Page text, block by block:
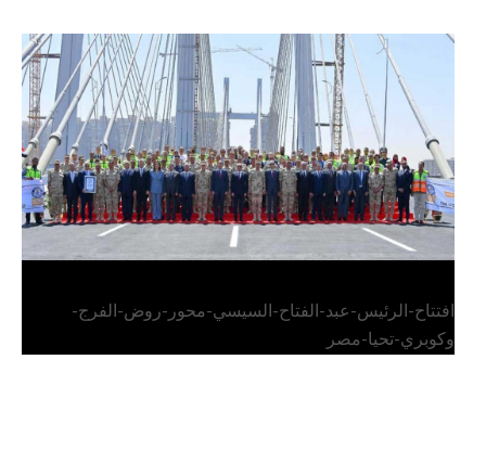
الرئيس عبد الفتاح السيسي يفتتح محور روض الفرج
وكوبري تحيا مصر
افتتاح-الرئيس-عبد-الفتاح-السيسي-محور-روض-الفرج-
وكوبري-تحيا-مصر